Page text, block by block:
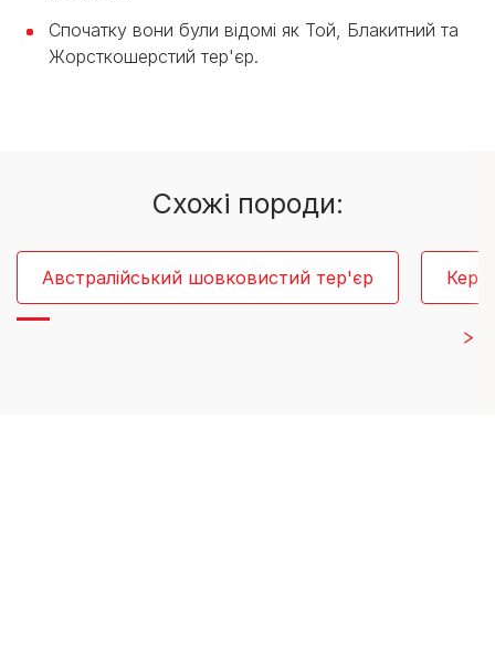
Спочатку вони були відомі як Той, Блакитний та
Жорсткошерстий тер'єр.
Схожі породи:
Австралійський шовковистий тер'єр